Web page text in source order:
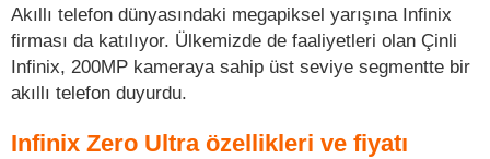
Akıllı telefon dünyasındaki megapiksel yarışına Infinix
firması da katılıyor. Ülkemizde de faaliyetleri olan Çinli
Infinix, 200MP kameraya sahip üst seviye segmentte bir
akıllı telefon duyurdu.
Infinix Zero Ultra özellikleri ve fiyatı